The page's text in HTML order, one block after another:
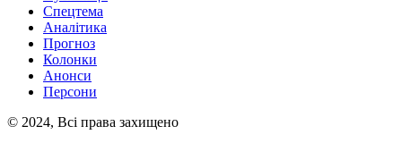
Спецтема
Аналітика
Прогноз
Колонки
Анонси
Персони
© 2024, Всі права захищено